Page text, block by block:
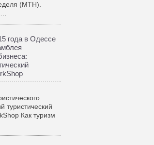
(МТН).
года в Одессе
туристический
Как туризм